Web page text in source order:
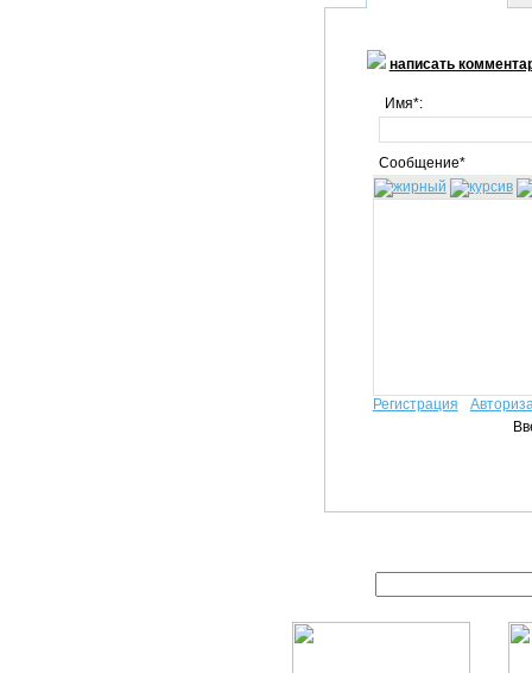
написать
Имя*:
Сообщение*
Регистрация